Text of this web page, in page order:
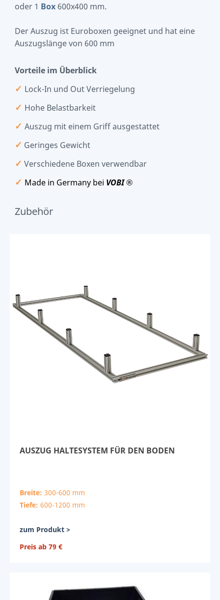
oder 1 Box 600x400 mm.
Der Auszug ist Euroboxen geeignet und hat eine
Auszugslänge von 600 mm
Vorteile im Überblick
✓ Lock-In und Out Verriegelung
✓ Hohe Belastbarkeit
✓ Auszug mit einem Griff ausgestattet
✓ Geringes Gewicht
✓ Verschiedene Boxen verwendbar
✓ Made in Germany bei VOBI®
Zubehör
AUSZUG HALTESYSTEM FÜR DEN BODEN
Breite: 300-600 mm
Tiefe: 600-1200 mm
zum Produkt >
Preis ab 79 €